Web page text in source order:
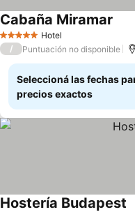
5 Estrellas Hotel
Cabaña Miramar
/ Puntuación no disponible
Seleccioná las fechas
precios exactos
Hostería Budapest